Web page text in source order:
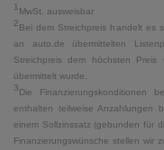
1 MwSt. ausweisbar
2Bei dem Streichpreis handelt es
an auto.de übermittelten
Streichpreis dem höchsten
übermittelt wurde.
3Die Finanzierungskonditionen
enthalten teilweise Anzahlungen
einem Sollzinssatz (gebunden für
Finanzierungswünsche stellen wir